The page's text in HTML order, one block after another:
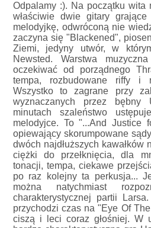
Odpalamy :). Na początku wita
właściwie dwie gitary grające
melodyjkę, odwróconą nie
zaczyna się "Blackened",
Ziemi, jedyny utwór, w
Newsted. Warstwa
oczekiwać od porządnego
tempa, rozbudowane riffy i
Wszystko to zagrane przy
wyznaczanych przez
minutach szaleństwo
melodyjce. To "...And Justice
opiewający skorumpowane
dwóch najdłuższych kawałków
ciężki do przełknięcia, dla
tonacji, tempa, ciekawe
po raz kolejny ta perkusja...
można natychmiast
charakterystycznej partii
przychodzi czas na "Eye Of
ciszą i leci coraz głośniej. W